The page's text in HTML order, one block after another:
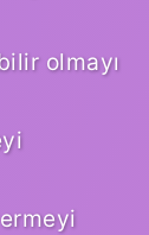
olmayı